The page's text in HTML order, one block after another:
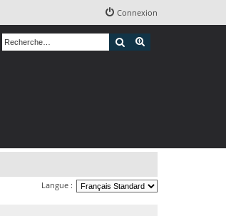
Connexion
Rechercher
Langue :